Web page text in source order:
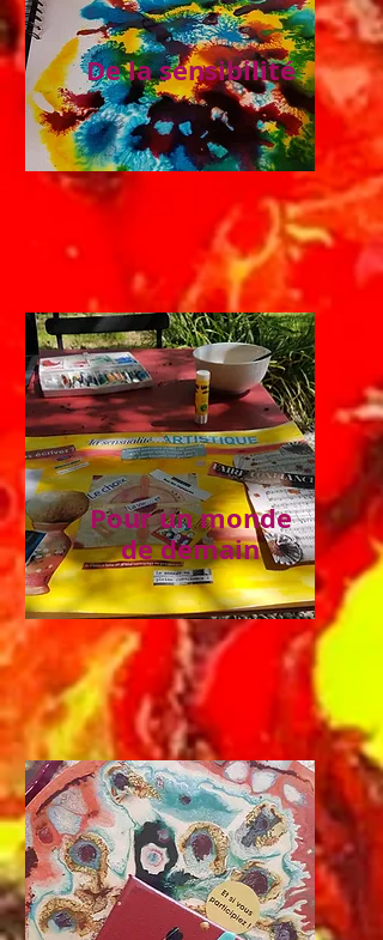
De la sensibilité
Pour un monde
de demain